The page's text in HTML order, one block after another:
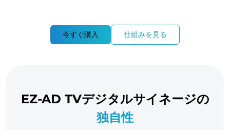
今すぐ購入 仕組みを見る
EZ-AD TVデジタルサイネージの
独自性